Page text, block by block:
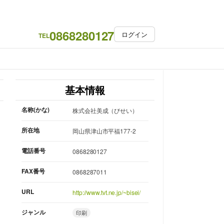
TEL0868280127 ログイン
基本情報
名称(かな) 株式会社美成（びせい）
所在地 岡山県津山市平福177-2
電話番号 0868280127
FAX番号 0868287011
URL http://www.tvt.ne.jp/~bisei/
ジャンル 印刷